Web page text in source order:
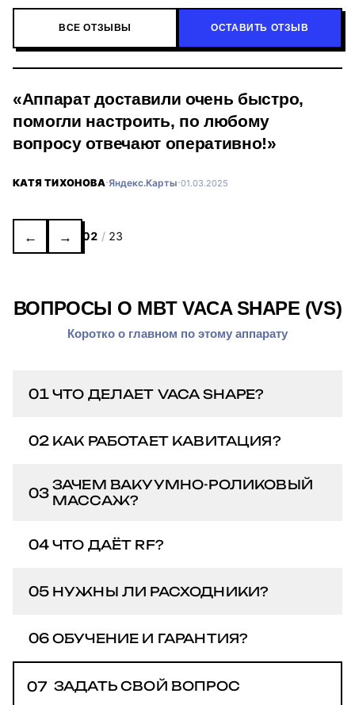
ВСЕ ОТЗЫВЫ ОСТАВИТЬ ОТЗЫВ
«Аппарат доставили очень быстро,
помогли настроить, по любому
вопросу отвечают оперативно!»
КАТЯ ТИХОНОВА·Яндекс.Карты·01.03.2025
← → 02 / 23
ВОПРОСЫ О MBT VACA SHAPE (VS)
Коротко о главном по этому аппарату
01 ЧТО ДЕЛАЕТ VACA SHAPE?
коррекции фигуры. Он сочетает
лифтинг и ультразвуковую
кавитацию — моделирует контуры
усиливает лимфодренаж и
02 КАК РАБОТАЕТ КАВИТАЦИЯ?
ткани микропузырьки, которые
жировые отложения; продукты
распада выводятся естественным
03 ЗАЧЕМ ВАКУУМНО-РОЛИКОВЫЙ
МАССАЖ?
ткани, усиливают микроциркуляцию
фиброзные перегородки
04 ЧТО ДАЁТ RF?
стимулирует выработку коллагена и
уменьшения объёмов.
05 НУЖНЫ ЛИ РАСХОДНИКИ?
средства) — программы продаются
курсами и абонементами.
06 ОБУЧЕНИЕ И ГАРАНТИЯ?
сервис и запчасти. Доставка СДЭК
07 ЗАДАТЬ СВОЙ ВОПРОС